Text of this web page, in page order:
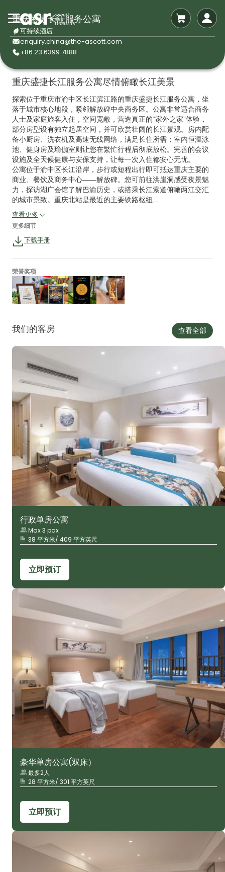
重庆盛捷长江服务公寓
可持续酒店
enquiry.china@the-ascott.com
+86 23 6399 7888
重庆盛捷长江服务公寓尽情俯瞰长江美景
探索位于重庆市渝中区长江滨江路的重庆盛捷长江服务公寓，坐
落于城市核心地段，紧邻解放碑中央商务区。公寓非常适合商务
人士及家庭旅客入住，空间宽敞，营造真正的“家外之家”体验，
部分房型设有独立起居空间，并可欣赏壮阔的长江景观。房内配
备小厨房、洗衣机及高速无线网络，满足长住所需；室内恒温泳
池、健身房及瑜伽室则让您在繁忙行程后彻底放松。完善的会议
设施及全天候健康与安保支持，让每一次入住都安心无忧。
公寓位于渝中区长江沿岸，步行或短程出行即可抵达重庆主要的
商业、餐饮及商务中心——解放碑。您可前往洪崖洞感受夜景魅
力，探访湖广会馆了解巴渝历史，或搭乘长江索道俯瞰两江交汇
的城市景致。重庆北站是最近的主要铁路枢纽...
查看更多
更多细节
下载手册
荣誉奖项
我们的客房 查看全部
行政单房公寓
Max 3 pax
38 平方米/ 409 平方英尺
立即预订
豪华单房公寓(双床）
最多2人
28 平方米/ 301 平方英尺
立即预订